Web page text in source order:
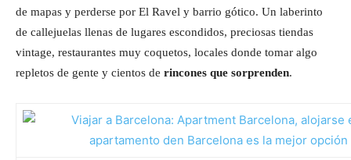
de mapas y perderse por El Ravel y barrio gótico. Un laberinto
de callejuelas llenas de lugares escondidos, preciosas tiendas
vintage, restaurantes muy coquetos, locales donde tomar algo
repletos de gente y cientos de rincones que sorprenden.